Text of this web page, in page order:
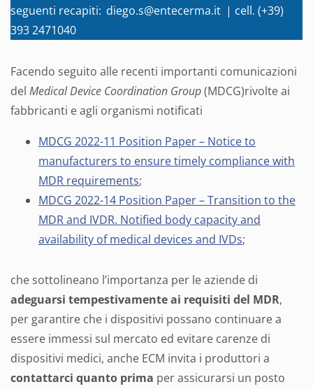
seguenti recapiti: diego.s@entecerma.it | cell. (+39)
393 2471040
Facendo seguito alle recenti importanti comunicazioni
del Medical Device Coordination Group(MDCG)rivolte ai
fabbricanti e agli organismi notificati
MDCG 2022-11 Position Paper – Notice to
manufacturers to ensure timely compliance with
MDR requirements;
MDCG 2022-14 Position Paper – Transition to the
MDR and IVDR. Notified body capacity and
availability of medical devices and IVDs;
che sottolineano l’importanza per le aziende di
adeguarsi tempestivamente ai requisiti del MDR,
per garantire che i dispositivi possano continuare a
essere immessi sul mercato ed evitare carenze di
dispositivi medici, anche ECM invita i produttori a
contattarci quanto prima per assicurarsi un posto